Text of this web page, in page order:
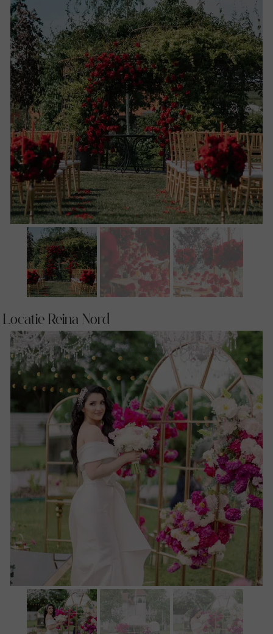
Locatie Reina Nord